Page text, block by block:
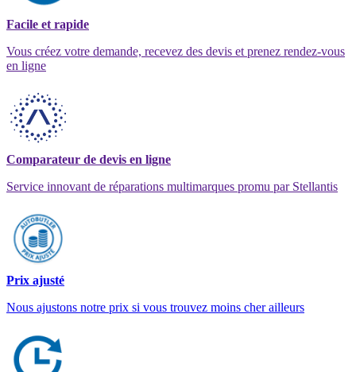
Facile et rapide
Vous créez votre demande, recevez des devis et prenez rendez-vous
en ligne
Comparateur de devis en ligne
Service innovant de réparations multimarques promu par Stellantis
Prix ajusté
Nous ajustons notre prix si vous trouvez moins cher ailleurs